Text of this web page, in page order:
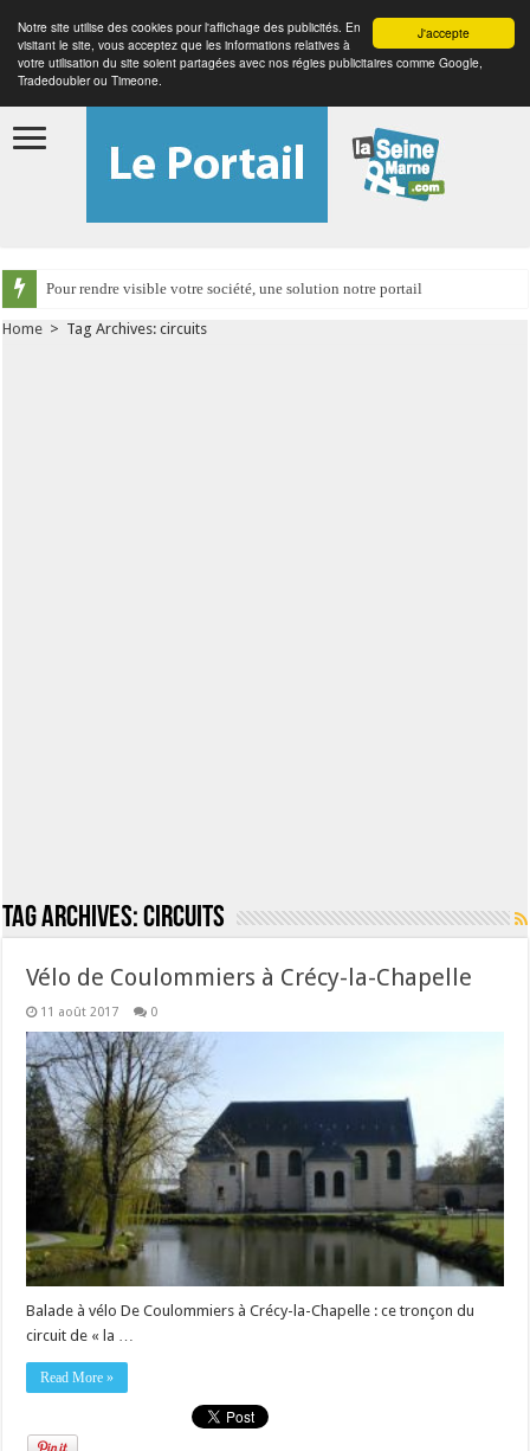
J'accepte
Notre site utilise des cookies pour l'affichage des publicités. En
visitant le site, vous acceptez que les informations relatives à
votre utilisation du site soient partagées avec nos régies publicitaires comme Google,
Tradedoubler ou Timeone.
Pour rendre visible votre société, une solution notre portail
Home > Tag Archives: circuits
Tag Archives:circuits
Vélo de Coulommiers à Crécy-la-Chapelle
11 août 2017 0
Balade à vélo De Coulommiers à Crécy-la-Chapelle : ce tronçon du
circuit de « la …
Read More »